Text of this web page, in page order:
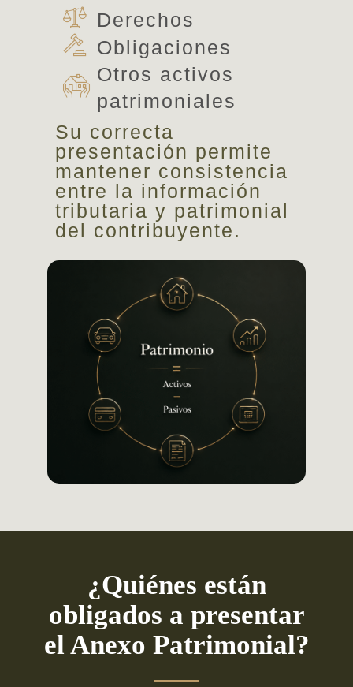
Derechos
Obligaciones
Otros activos
patrimoniales
Su correcta
presentación permite
mantener consistencia
entre la información
tributaria y patrimonial
del contribuyente.
¿Quiénes están
obligados a presentar
el Anexo Patrimonial?